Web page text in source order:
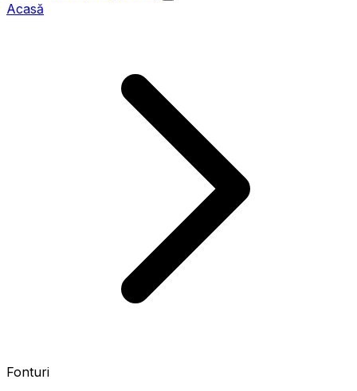
Acasă
Fonturi